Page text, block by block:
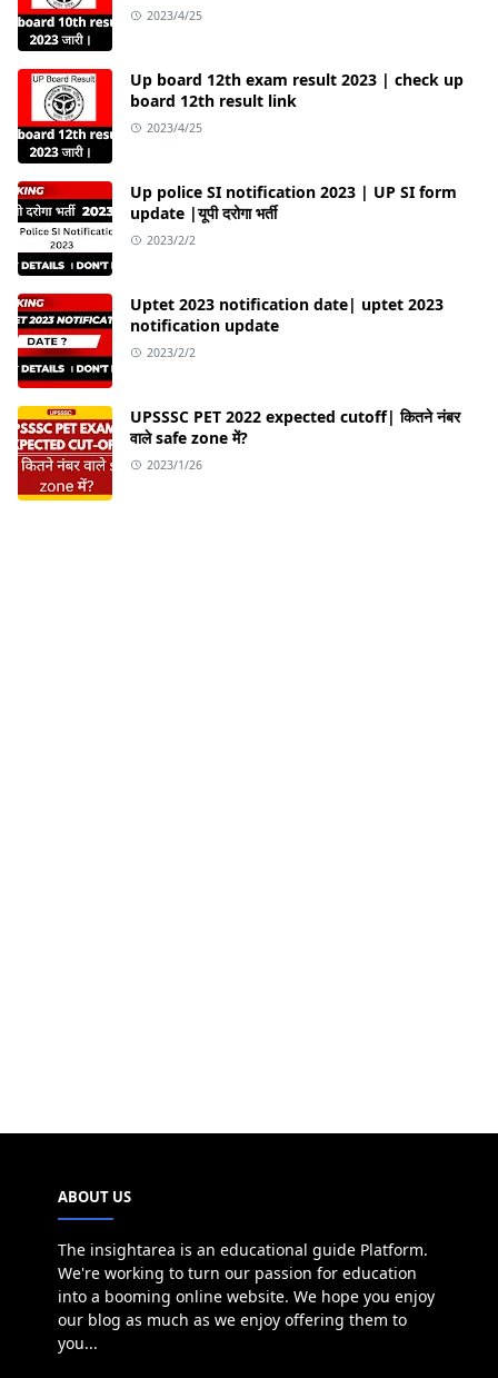
2023/4/25
Up board 12th exam result 2023 | check up
board 12th result link
2023/4/25
Up police SI notification 2023 | UP SI form
update |यूपी दरोगा भर्ती
2023/2/2
Uptet 2023 notification date| uptet 2023
notification update
2023/2/2
UPSSSC PET 2022 expected cutoff| कितने नंबर
वाले safe zone में?
2023/1/26
ABOUT US
The insightarea is an educational guide Platform.
We're working to turn our passion for education
into a booming online website. We hope you enjoy
our blog as much as we enjoy offering them to
you...